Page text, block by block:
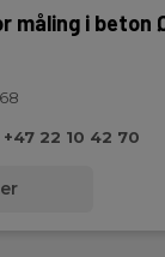
måling i beton
+47 22 10 42 70